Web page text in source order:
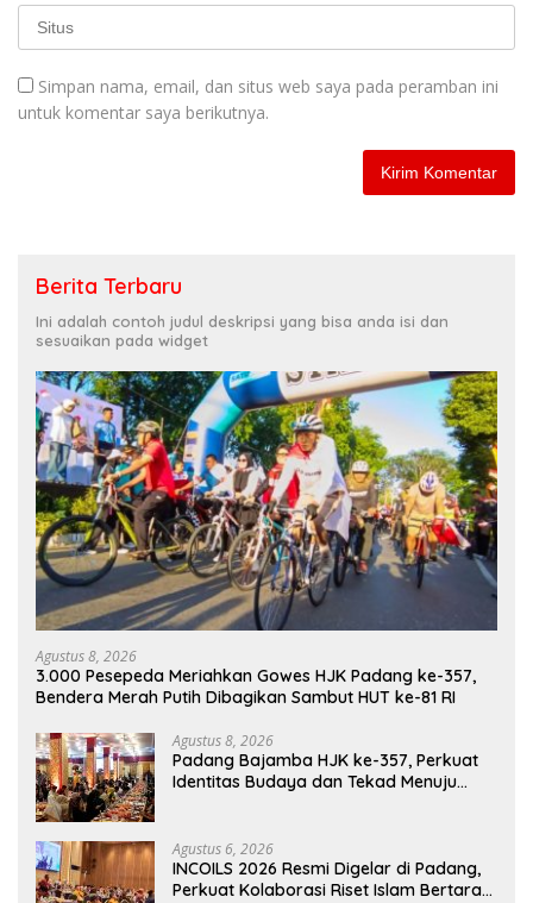
Simpan nama, email, dan situs web saya pada peramban ini
untuk komentar saya berikutnya.
Berita Terbaru
Ini adalah contoh judul deskripsi yang bisa anda isi dan
sesuaikan pada widget
Agustus 8, 2026
3.000 Pesepeda Meriahkan Gowes HJK Padang ke-357,
Bendera Merah Putih Dibagikan Sambut HUT ke-81 RI
Agustus 8, 2026
Padang Bajamba HJK ke-357, Perkuat
Identitas Budaya dan Tekad Menuju
Agustus 6, 2026
INCOILS 2026 Resmi Digelar di Padang,
Perkuat Kolaborasi Riset Islam Bertaraf